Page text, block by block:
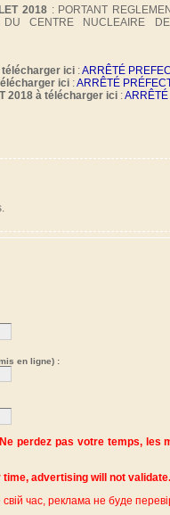
2018: PORTANT
CENTRE NUCLEAIRE
télécharger ici:ARRÊTÉ
ici:ARRÊTÉ
2018 à télécharger ici:
en ligne) :
perdez pas votre temps,
час, реклама не буде